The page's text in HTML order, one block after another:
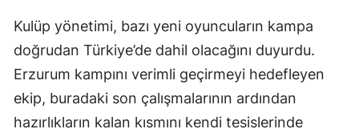
Kulüp yönetimi, bazı yeni oyuncuların kampa
doğrudan Türkiye’de dahil olacağını duyurdu.
Erzurum kampını verimli geçirmeyi hedefleyen
ekip, buradaki son çalışmalarının ardından
hazırlıkların kalan kısmını kendi tesislerinde